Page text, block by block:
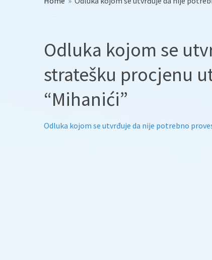
Odluka kojom se
stratešku procjenu
“Mihanići”
Odluka kojom se utvrđuje da nije potrebno